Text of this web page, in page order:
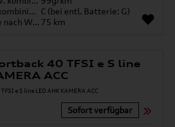
CO2-Klasse gew. kombiniert C (bei entl. Batterie: G)
Elektr. Reichweite nach WLTP* 75 km
40 TFSI e S line
ACC
Sofort verfügbar